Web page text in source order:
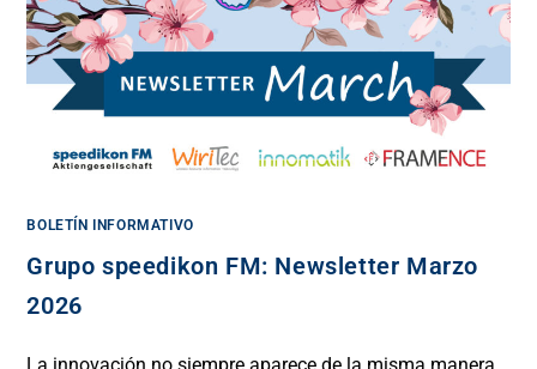
BOLETÍN INFORMATIVO
Grupo speedikon FM: Newsletter Marzo
2026